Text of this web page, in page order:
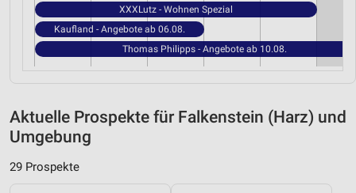
XXXLutz - Wohnen Spezial
Kaufland - Angebote ab 06.08.
Thomas Philipps - Angebote ab 10.08.
Aktuelle Prospekte für Falkenstein (Harz) und
Umgebung
29 Prospekte